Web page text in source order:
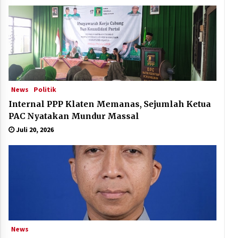
News Politik
Internal PPP Klaten Memanas, Sejumlah Ketua
PAC Nyatakan Mundur Massal
Juli 20, 2026
News